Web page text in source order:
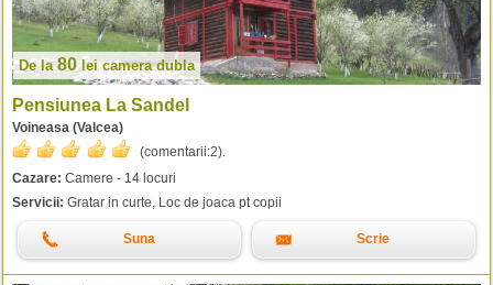
De la80leicamera dubla
Pensiunea La Sandel
Voineasa (Valcea)
(comentarii:2).
Cazare: Camere - 14 locuri
Servicii: Gratar in curte, Loc de joaca pt copii
Suna Scrie